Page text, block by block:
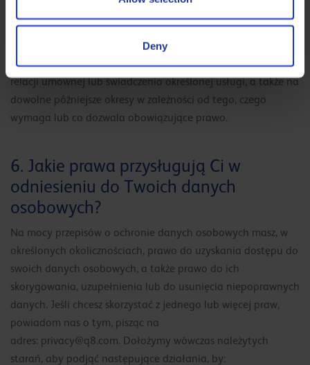
Deny
Twoje dane osobowe będą przechowywane tak długo, jak to
konieczne, by zrealizować cel, w którym zostały zgromadzone.
Zasadniczo przechowuje się je przez okres obowiązywania
relacji umownej lub świadczenia określonej usługi, a także na
dowolne późniejsze okresy w zależności od tego, czego
wymaga lub co dozwala obowiązujące prawo.
6. Jakie prawa przysługują Ci w
odniesieniu do Twoich danych
osobowych?
Na mocy przepisów o ochronie danych osobowych masz, w
określonych okolicznościach, prawo do uzyskania dostępu do
swoich danych osobowych, a także prawo do ich
skorygowania, uzupełnienia lub do usunięcia niepoprawnych
danych. Jeśli chcesz skorzystać z jednego lub więcej praw,
powiadom nas o tym, pisząc na
adres: privacy@q8.com. Dołożymy wówczas należytych
starań, aby podjąć następujące działania, by: